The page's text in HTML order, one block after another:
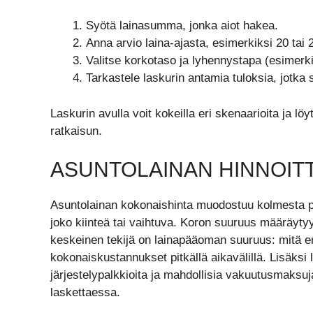
Syötä lainasumma, jonka aiot hakea.
Anna arvio laina-ajasta, esimerkiksi 20 tai
Valitse korkotaso ja lyhennystapa
Tarkastele laskurin antamia tuloksia,
Laskurin avulla voit kokeilla eri skenaarioita ja
ratkaisun.
ASUNTOLAINAN
Asuntolainan kokonaishinta muodostuu
joko kiinteä tai vaihtuva. Koron suuruus
keskeinen tekijä on lainapääoman suuruus: mitä
kokonaiskustannukset pitkällä aikavälillä.
järjestelypalkkioita ja mahdollisia
laskettaessa.